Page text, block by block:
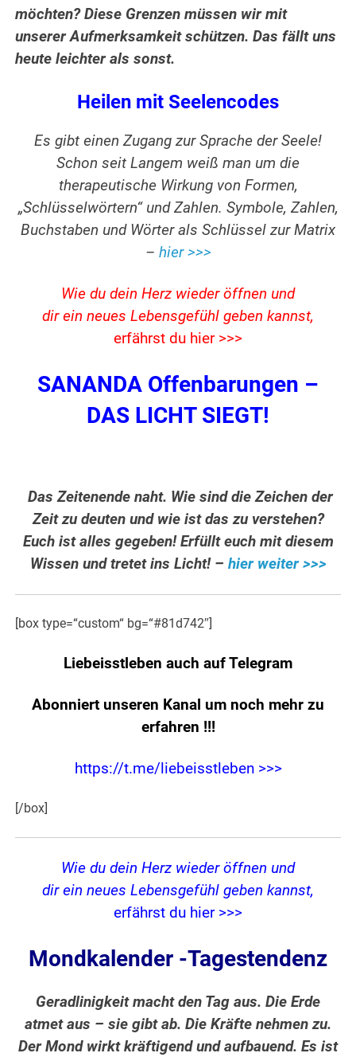
möchten? Diese Grenzen müssen wir mit
unserer Aufmerksamkeit schützen. Das fällt uns
heute leichter als sonst.
Heilen mit Seelencodes
Es gibt einen Zugang zur Sprache der Seele!
Schon seit Langem weiß man um die
therapeutische Wirkung von Formen,
„Schlüsselwörtern“ und Zahlen. Symbole, Zahlen,
Buchstaben und Wörter als Schlüssel zur Matrix
– hier >>>
Wie du dein Herz wieder öffnen und
dir ein neues Lebensgefühl geben kannst,
erfährst du hier >>>
SANANDA Offenbarungen –
DAS LICHT SIEGT!
Das Zeitenende naht. Wie sind die Zeichen der
Zeit zu deuten und wie ist das zu verstehen?
Euch ist alles gegeben! Erfüllt euch mit diesem
Wissen und tretet ins Licht! – hier weiter >>>
[box type=“custom“ bg=“#81d742″]
Liebeisstleben auch auf Telegram
Abonniert unseren Kanal um noch mehr zu
erfahren !!!
https://t.me/liebeisstleben >>>
[/box]
Wie du dein Herz wieder öffnen und
dir ein neues Lebensgefühl geben kannst,
erfährst du hier >>>
Mondkalender -Tagestendenz
Geradlinigkeit macht den Tag aus. Die Erde
atmet aus – sie gibt ab. Die Kräfte nehmen zu.
Der Mond wirkt kräftigend und aufbauend. Es ist